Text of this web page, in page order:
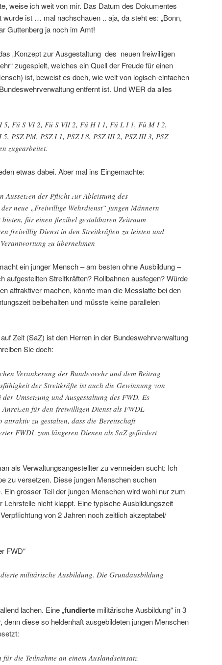
weise ich weit von mir. Das Datum des Dokumentes
ist … mal nachschauen .. aja, da steht es: „Bonn,
Guttenberg ja noch im Amt!
„Konzept zur Ausgestaltung des neuen freiwilligen
zugespielt, welches ein Quell der Freude für einen
ist, beweist es doch, wie weit von logisch-einfachen
entfernt ist. Und WER da alles
5, Fü S VI 2, Fü S VII 2, Fü H I 1, Fü L I 1, Fü M I 2,
PSZ PM, PSZ I 1, PSZ I 8, PSZ III 2, PSZ III 3, PSZ
zugearbeitet.
etwas dabei. Aber mal ins Eingemachte:
Aussetzen der Pflicht zur Ableistung des
neue „Freiwillige Wehrdienst“ jungen Männern
für einen flexibel gestaltbaren Zeitraum
freiwillig Dienst in den Streitkräften zu leisten und
zu übernehmen
ein junger Mensch – am besten ohne Ausbildung –
aufgestellten Streitkräften? Rollbahnen ausfegen? Würde
attraktiver machen, könnte man die Messlatte bei den
beibehalten und müsste keine parallelen
Zeit (SaZ) ist den Herren in der Bundeswehrverwaltung
Sie doch:
Verankerung der Bundeswehr und dem Beitrag
der Streitkräfte ist auch die Gewinnung von
Umsetzung und Ausgestaltung des FWD. Es
Anreizen für den freiwilligen Dienst als FWDL –
attraktiv zu gestalten, dass die Bereitschaft
FWDL zum längeren Dienen als SaZ gefördert
als Verwaltungsangestellter zu vermeiden sucht: Ich
zu versetzen. Diese jungen Menschen suchen
Ein grosser Teil der jungen Menschen wird wohl nur zum
Lehrstelle nicht klappt. Eine typische Ausbildungszeit
von 2 Jahren noch zeitlich akzeptabel/
FWD“
militärische Ausbildung. Die Grundausbildung
lachen. Eine „fundierte militärische Ausbildung“ in 3
denn diese so heldenhaft ausgebildeten jungen Menschen
die Teilnahme an einem Auslandseinsatz